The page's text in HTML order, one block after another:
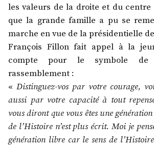
les valeurs de la droite et du centre
que la grande famille a pu se
marche en vue de la présidentielle de
François Fillon fait appel à la
compte pour le symbole
rassemblement :
« Distinguez-vos par votre courage,
aussi par votre capacité à tout
vous diront que vous êtes une
de l’Histoire n’est plus écrit. Moi je
génération libre car le sens de